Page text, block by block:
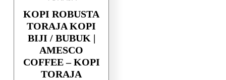
KOPI ROBUSTA
TORAJA KOPI
BIJI / BUBUK |
AMESCO
COFFEE – KOPI
TORAJA